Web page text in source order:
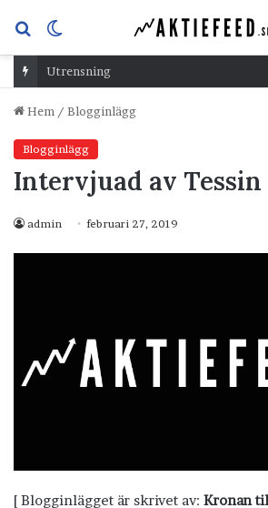
Sök
efterskin
Utrensning
Hem / Blogginlägg
Blogginlägg
Intervjuad av Tessin
admin februari 27, 2019
[ Blogginlägget är skrivet av: Kronan